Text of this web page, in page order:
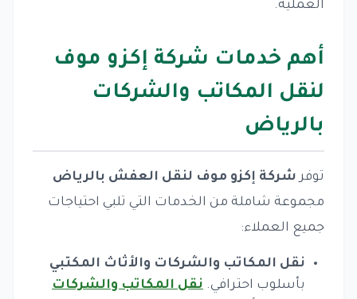
العملية.
أهم خدمات شركة إكزو موف
لنقل المكاتب والشركات
بالرياض
توفرشركة إكزو موف لنقل العفش بالرياض
مجموعة شاملة من الخدمات التي تلبي احتياجات
جميع العملاء:
نقل المكاتب والشركات والأثاث المكتبي
بأسلوب احترافي. نقل المكاتب والشركات